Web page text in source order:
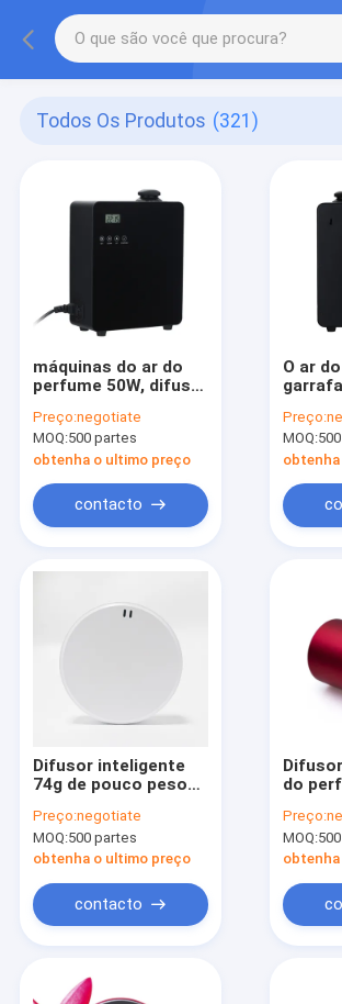
Todos Os Produtos (321)
máquinas do ar do
perfume 50W, difusor
ATAC do metal
Preço:negotiate
MOQ:500 partes
obtenha o ultimo preço
contacto
O ar
o
Preço:
MOQ:
Difusor inteligente
74g de pouco peso
do tempo
Preço:negotiate
MOQ:500 partes
obtenha o ultimo preço
contacto
do
com
Preço:
MOQ: